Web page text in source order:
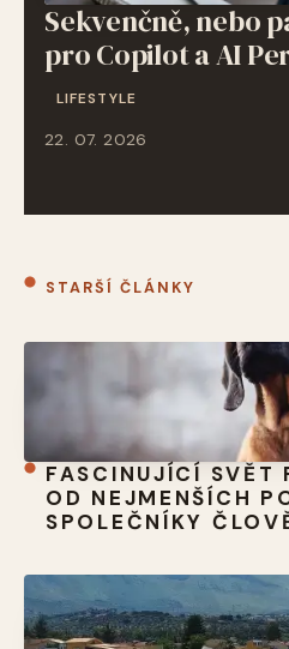
Sekvenčně, nebo
pro Copilot a AI
LIFESTYLE
22. 07. 2026
STARŠÍ ČLÁNKY
FASCINUJÍCÍ SVĚT
OD NEJMENŠÍCH
SPOLEČNÍKY